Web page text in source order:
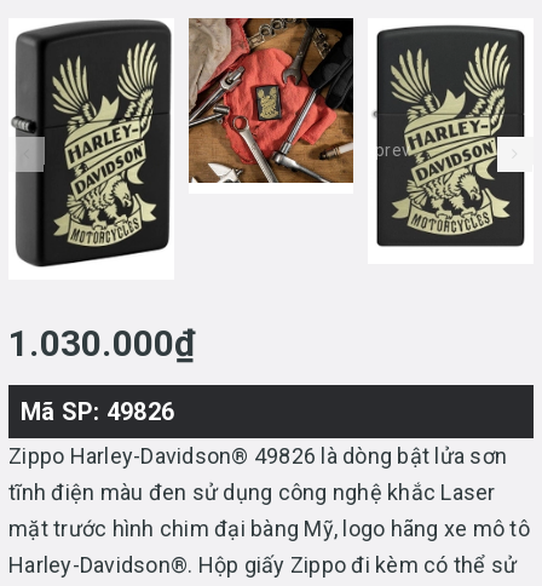
prev
1.030.000₫
Mã SP: 49826
Zippo Harley-Davidson® 49826 là dòng bật lửa sơn
tĩnh điện màu đen sử dụng công nghệ khắc Laser
mặt trước hình chim đại bàng Mỹ, logo hãng xe mô tô
Harley-Davidson®. Hộp giấy Zippo đi kèm có thể sử